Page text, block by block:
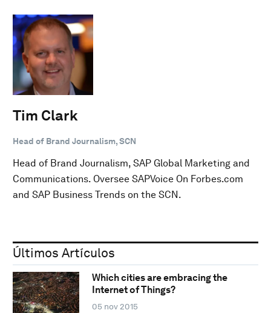
Tim Clark
Head of Brand Journalism, SCN
Head of Brand Journalism, SAP Global Marketing and
Communications. Oversee SAPVoice On Forbes.com
and SAP Business Trends on the SCN.
Últimos Artículos
Which cities are embracing the
Internet of Things?
05 nov 2015